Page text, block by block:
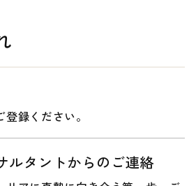
登録ください。
ルタントからのご連絡